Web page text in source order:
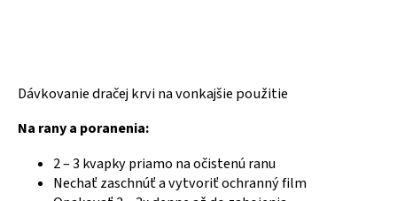
Dávkovanie dračej krvi na vonkajšie použitie
Na rany a poranenia:
2 – 3 kvapky priamo na očistenú ranu
Nechať zaschnúť a vytvoriť ochranný film